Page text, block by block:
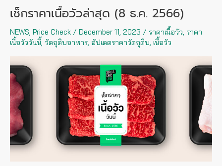
เช็กราคาเนื้อวัวล่าสุด (8 ธ.ค. 2566)
NEWS, Price Check / December 11, 2023 / ราคาเนื้อวัว, ราคา
เนื้อวัววันนี้, วัตถุดิบอาหาร, อัปเดตราคาวัตถุดิบ, เนื้อวัว
เช็
คา
เนื้อ
วัว
ล่าสุด
(8
ธ.ค.
2566)